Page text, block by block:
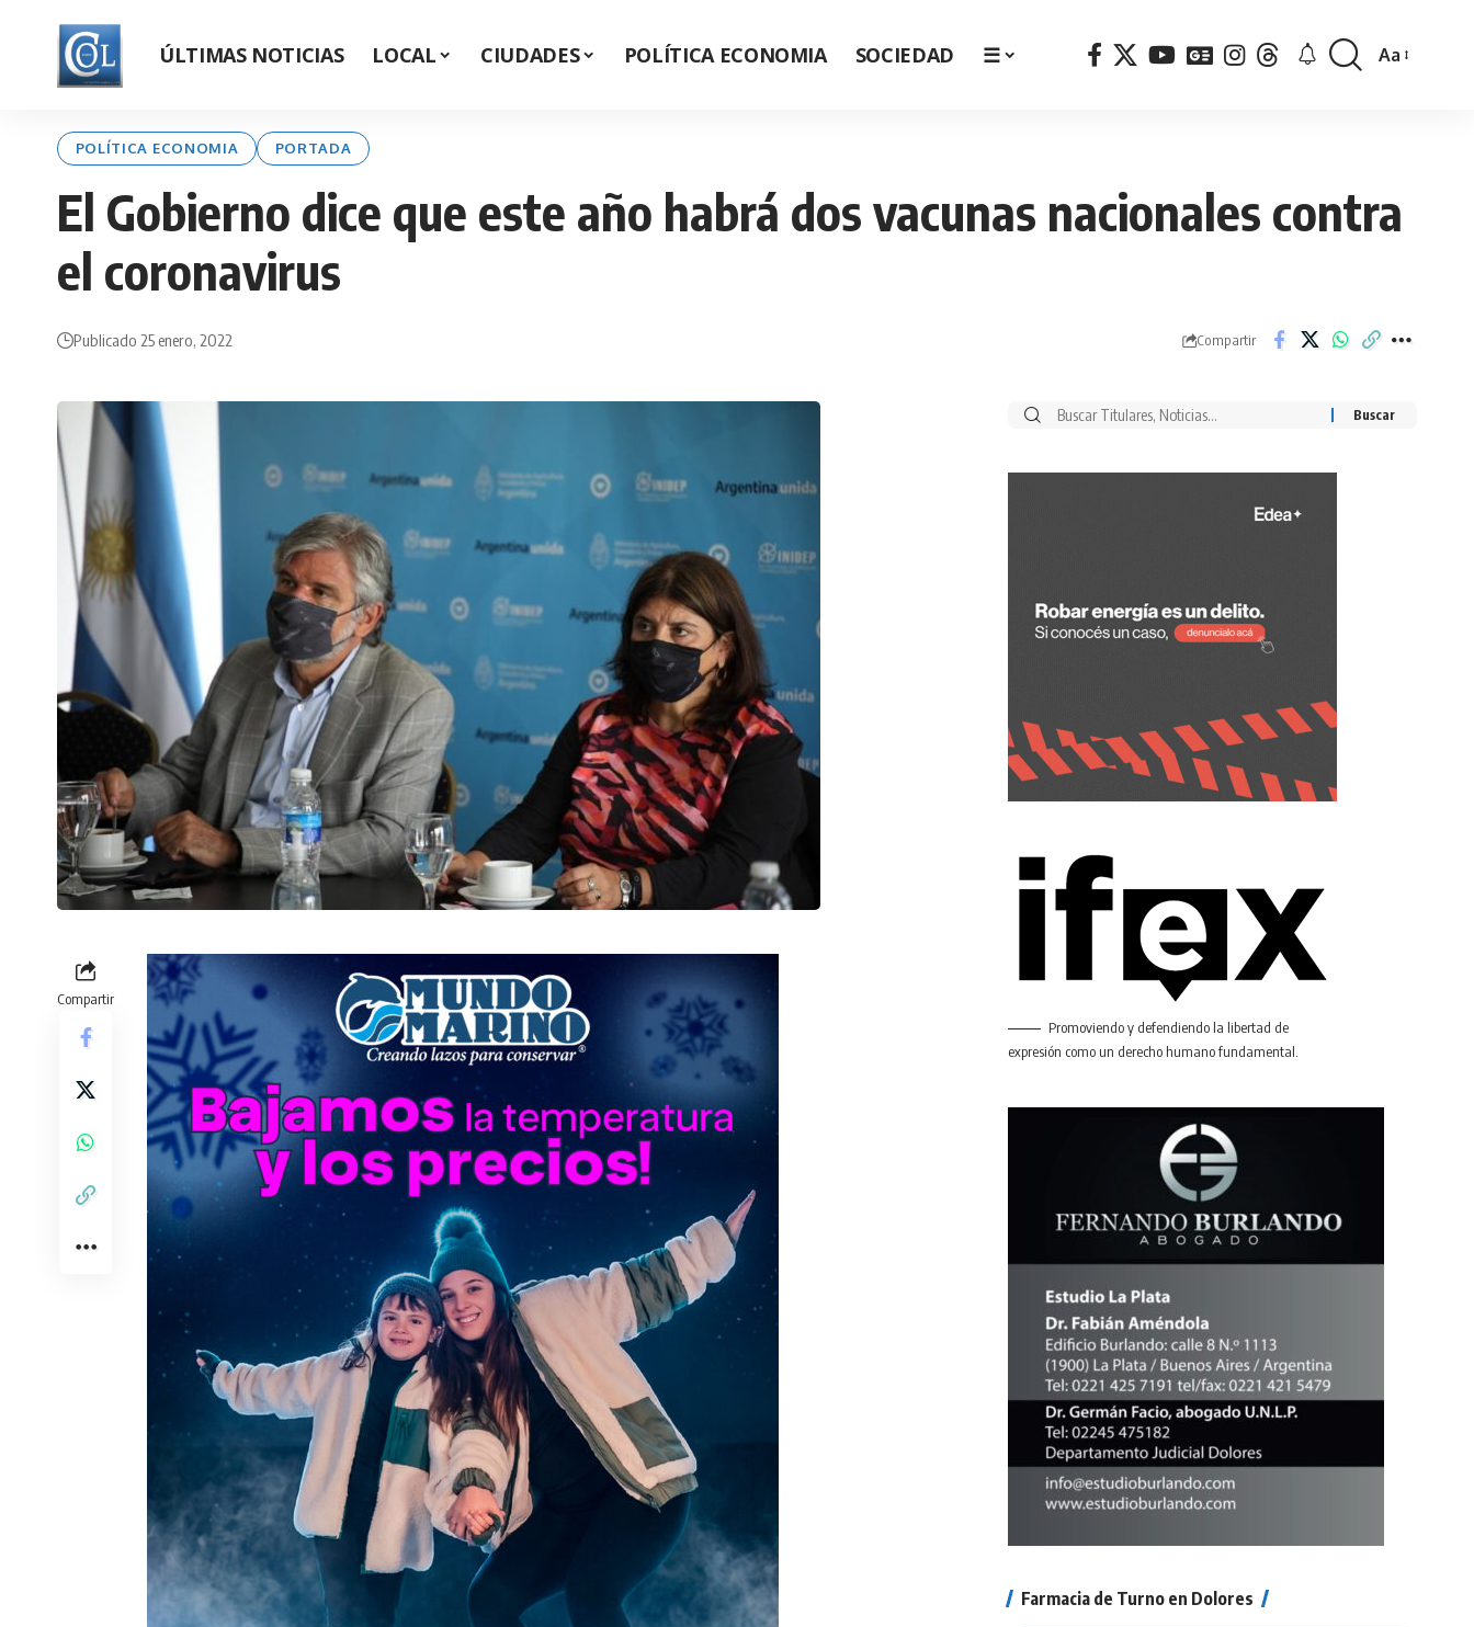
ÚLTIMAS NOTICIAS LOCAL CIUDADES POLÍTICA ECONOMIA SOCIEDAD ☰
Font
Aa
POLÍTICA ECONOMIA PORTADA
El Gobierno dice que este año habrá dos vacunas nacionales contra
el coronavirus
Publicado 25 enero, 2022 Compartir
Compartir
Buscar
Promoviendo y defendiendo la libertad de
expresión como un derecho humano fundamental.
Farmacia de Turno en Dolores